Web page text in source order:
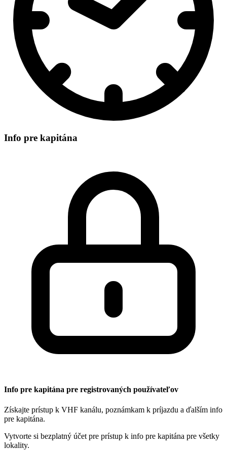
Info pre kapitána
Info pre kapitána pre registrovaných používateľov
Získajte prístup k VHF kanálu, poznámkam k príjazdu a ďalším info
pre kapitána.
Vytvorte si bezplatný účet pre prístup k info pre kapitána pre všetky
lokality.